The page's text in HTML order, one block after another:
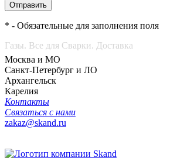
Отправить
* - Обязательные для заполнения поля
Газы. Все для Сварки. Доставка
Москва и МО
Санкт-Петербург и ЛО
Архангельск
Карелия
Контакты
Связаться с нами
zakaz@skand.ru